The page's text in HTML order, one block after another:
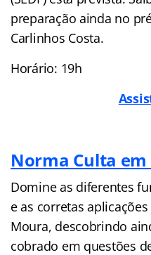
preparação ainda no
Carlinhos Costa.
Horário: 19h
Norma Culta em
Domine as diferentes
e as corretas
Moura, descobrindo
cobrado em questões